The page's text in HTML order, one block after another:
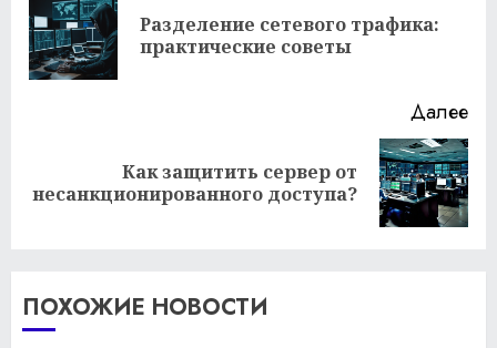
чтение
Разделение сетевого трафика:
практические советы
Далее
Следующая
запись:
Как защитить сервер от
несанкционированного доступа?
ПОХОЖИЕ НОВОСТИ